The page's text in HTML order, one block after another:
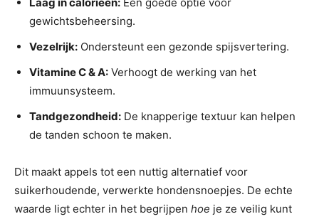
gewichtsbeheersing.
Vezelrijk: Ondersteunt een gezonde spijsvertering.
Vitamine C & A: Verhoogt de werking van het
immuunsysteem.
Tandgezondheid: De knapperige textuur kan helpen
de tanden schoon te maken.
Dit maakt appels tot een nuttig alternatief voor
suikerhoudende, verwerkte hondensnoepjes. De echte
waarde ligt echter in het begrijpen hoe je ze veilig kunt